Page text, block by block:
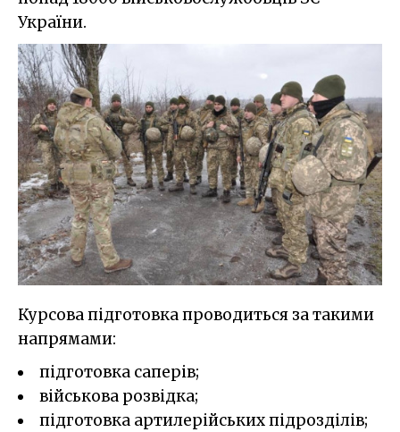
України.
Курсова підготовка проводиться за такими
напрямами:
підготовка саперів;
військова розвідка;
підготовка артилерійських підрозділів;